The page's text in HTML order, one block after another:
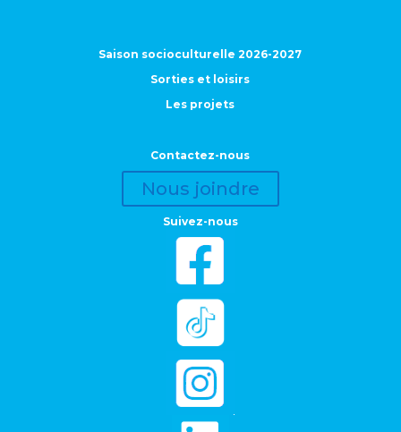
Saison socioculturelle 2026-2027
Sorties et loisirs
Les projets
Contactez-nous
Nous joindre
Suivez-nous